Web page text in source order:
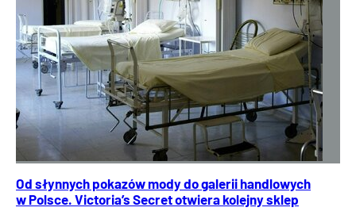
Od słynnych pokazów mody do galerii handlowych
w Polsce. Victoria’s Secret otwiera kolejny sklep